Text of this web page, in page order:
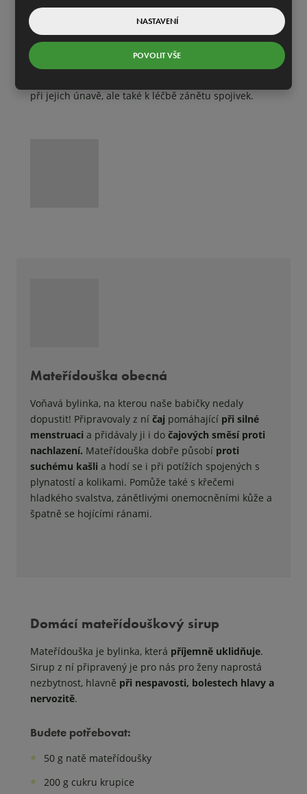
Z čerstvých či sušených květů chrpy připravíme nálev
tak, že 2 kávové lžičky květů zalijeme 250 ml vroucí
vody a necháme 10 minut louhovat. Výluh následně
scedíme a necháme vychladnout. Oční vodu pak
při jejich únavě, ale také k léčbě zánětu spojivek.
Mateřídouška obecná
Voňavá bylinka, na kterou naše babičky nedaly
dopustit! Připravovaly z ní čaj pomáhající při silné
menstruaci a přidávaly ji i do čajových směsí proti
nachlazení. Mateřídouška dobře působí proti
suchému kašli a hodí se i při potížích spojených s
plynatostí a kolikami. Pomůže také s křečemi
hladkého svalstva, zánětlivými onemocněními kůže a
špatně se hojícími ránami.
Domácí mateřídouškový sirup
Mateřídouška je bylinka, která příjemně uklidňuje.
Sirup z ní připravený je pro nás pro ženy naprostá
nezbytnost, hlavně při nespavosti, bolestech hlavy a
nervozitě.
Budete potřebovat:
50 g natě mateřídoušky
200 g cukru krupice
NASTAVENÍ
POVOLIT VŠE